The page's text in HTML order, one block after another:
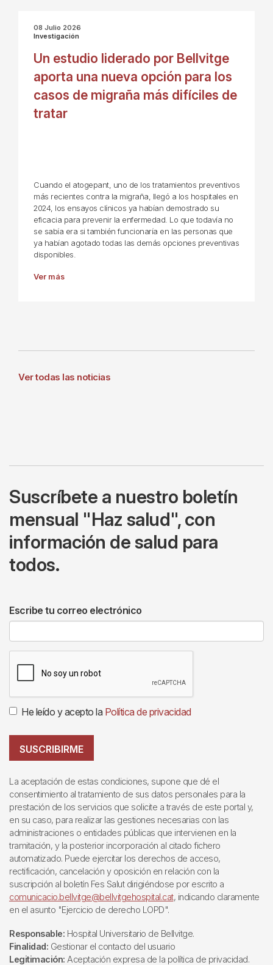
08 Julio 2026
Investigación
Un estudio liderado por Bellvitge
aporta una nueva opción para los
casos de migraña más difíciles de
tratar
Cuando el atogepant, uno de los tratamientos preventivos
más recientes contra la migraña, llegó a los hospitales en
2024, los ensayos clínicos ya habían demostrado su
eficacia para prevenir la enfermedad. Lo que todavía no
se sabía era si también funcionaría en las personas que
ya habían agotado todas las demás opciones preventivas
disponibles.
Ver más
Ver todas las noticias
Suscríbete a nuestro boletín
mensual "Haz salud", con
información de salud para
todos.
Escribe tu correo electrónico
He leído y acepto la Política de privacidad
SUSCRIBIRME
La aceptación de estas condiciones, supone que dé el
consentimiento al tratamiento de sus datos personales para la
prestación de los servicios que solicite a través de este portal y,
en su caso, para realizar las gestiones necesarias con las
administraciones o entidades públicas que intervienen en la
tramitación, y la posterior incorporación al citado fichero
automatizado. Puede ejercitar los derechos de acceso,
rectificación, cancelación y oposición en relación con la
suscripción al boletín Fes Salut dirigiéndose por escrito a
comunicacio.bellvitge@bellvitgehospital.cat, indicando claramente
en el asunto "Ejercicio de derecho LOPD".
Responsable: Hospital Universitario de Bellvitge.
Finalidad: Gestionar el contacto del usuario
Legitimación: Aceptación expresa de la política de privacidad.